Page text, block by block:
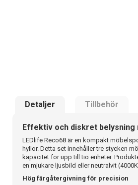
Detaljer Tillbehör
Effektiv och diskret belysning
LEDlife Reco68 är en kompakt
hyllor. Detta set innehåller tre stycken
kapacitet för upp till tio enheter.
en mjukare ljusbild eller neutralvit
Hög färgåtergivning för precision